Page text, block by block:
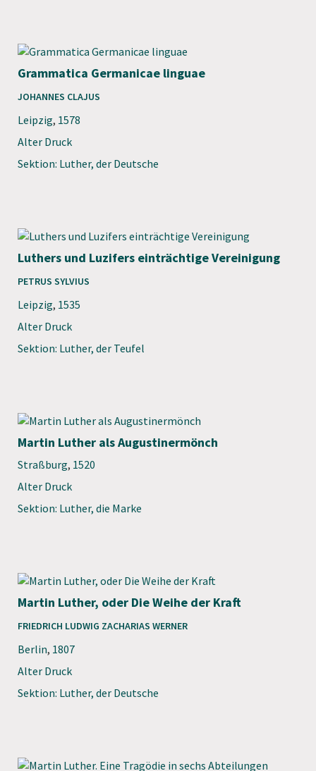
Grammatica Germanicae linguae
JOHANNES CLAJUS
Leipzig, 1578
Alter Druck
Sektion: Luther, der Deutsche
Luthers und Luzifers einträchtige Vereinigung
PETRUS SYLVIUS
Leipzig, 1535
Alter Druck
Sektion: Luther, der Teufel
Martin Luther als Augustinermönch
Straßburg, 1520
Alter Druck
Sektion: Luther, die Marke
Martin Luther, oder Die Weihe der Kraft
FRIEDRICH LUDWIG ZACHARIAS WERNER
Berlin, 1807
Alter Druck
Sektion: Luther, der Deutsche